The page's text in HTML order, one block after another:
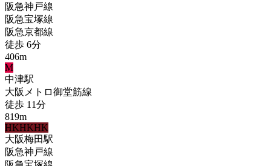
阪急神戸線
阪急宝塚線
阪急京都線
徒歩 6分
406m
M
中津駅
大阪メトロ御堂筋線
徒歩 11分
819m
HKHKHK
大阪梅田駅
阪急神戸線